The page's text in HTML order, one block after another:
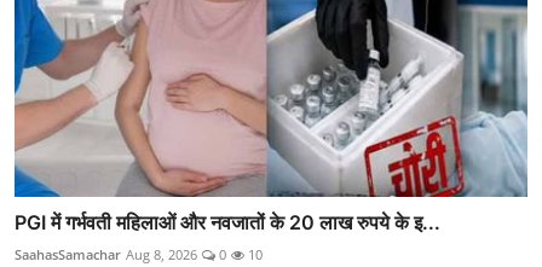
PGI में गर्भवती महिलाओं और नवजातों के 20 लाख रुपये के इ...
SaahasSamachar Aug 8, 2026 0 10